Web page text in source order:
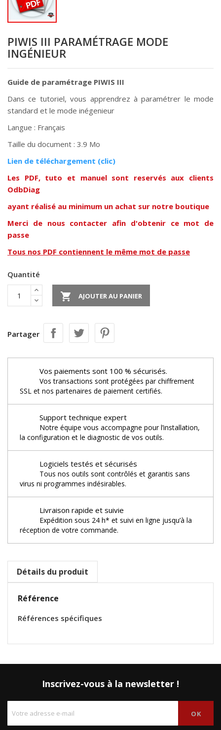
PIWIS III PARAMÉTRAGE MODE
INGÉNIEUR
Guide de paramétrage PIWIS III
Dans ce tutoriel, vous apprendrez à paramétrer le mode
standard et le mode inégenieur
Langue : Français
Taille du document : 3.9 Mo
Lien de téléchargement (clic)
Les PDF, tuto et manuel sont reservés aux clients
OdbDiag
ayant réalisé au minimum un achat sur notre boutique
Merci de nous contacter afin d'obtenir ce mot de
passe
Tous nos PDF contiennent le même mot de passe
Quantité
 AJOUTER AU PANIER
Partager
Vos paiements sont 100 % sécurisés.
Vos transactions sont protégées par chiffrement
SSL et nos partenaires de paiement certifiés.
Support technique expert
Notre équipe vous accompagne pour l’installation,
la configuration et le diagnostic de vos outils.
Logiciels testés et sécurisés
Tous nos outils sont contrôlés et garantis sans
virus ni programmes indésirables.
Livraison rapide et suivie
Expédition sous 24 h* et suivi en ligne jusqu’à la
réception de votre commande.
Détails du produit
Référence
Références spécifiques
Inscrivez-vous à la newsletter !